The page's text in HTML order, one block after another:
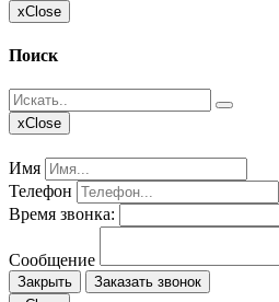
xClose
Поиск
xClose
Имя
Телефон
Время звонка:
Сообщение
Закрыть
Заказать звонок